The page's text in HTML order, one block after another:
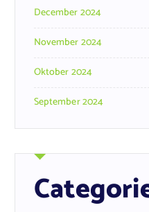
December 2024
November 2024
Oktober 2024
September 2024